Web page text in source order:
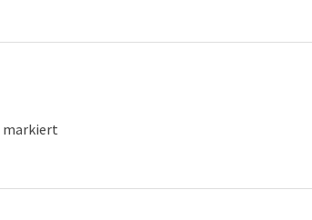
markiert